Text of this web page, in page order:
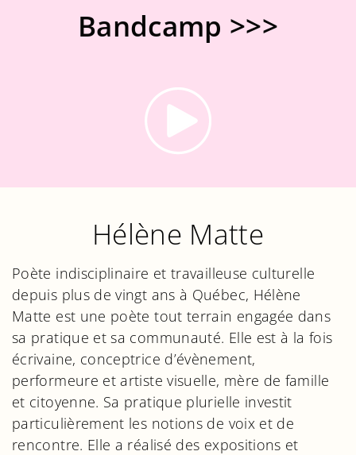
Bandcamp >>>
Hélène Matte
Poète indisciplinaire et travailleuse culturelle
depuis plus de vingt ans à Québec, Hélène
Matte est une poète tout terrain engagée dans
sa pratique et sa communauté. Elle est à la fois
écrivaine, conceptrice d’évènement,
performeure et artiste visuelle, mère de famille
et citoyenne. Sa pratique plurielle investit
particulièrement les notions de voix et de
rencontre. Elle a réalisé des expositions et